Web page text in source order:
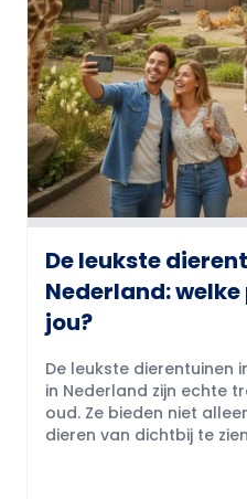
De leukste
Nederland:
jou?
De leukste dierentuinen
in Nederland zijn echte
oud. Ze bieden niet
dieren van dichtbij te